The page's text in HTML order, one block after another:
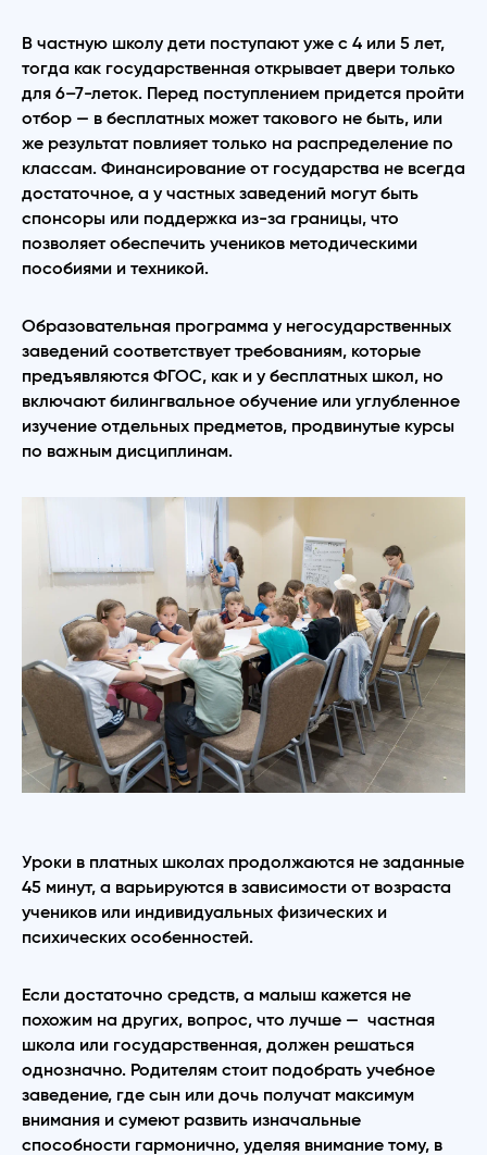
В частную школу дети поступают уже с 4 или 5 лет,
тогда как государственная открывает двери только
для 6–7-леток. Перед поступлением придется пройти
отбор — в бесплатных может такового не быть, или
же результат повлияет только на распределение по
классам. Финансирование от государства не всегда
достаточное, а у частных заведений могут быть
спонсоры или поддержка из-за границы, что
позволяет обеспечить учеников методическими
пособиями и техникой.
Образовательная программа у негосударственных
заведений соответствует требованиям, которые
предъявляются ФГОС, как и у бесплатных школ, но
включают билингвальное обучение или углубленное
изучение отдельных предметов, продвинутые курсы
по важным дисциплинам.
Уроки в платных школах продолжаются не заданные
45 минут, а варьируются в зависимости от возраста
учеников или индивидуальных физических и
психических особенностей.
Если достаточно средств, а малыш кажется не
похожим на других, вопрос, что лучше — частная
школа или государственная, должен решаться
однозначно. Родителям стоит подобрать учебное
заведение, где сын или дочь получат максимум
внимания и сумеют развить изначальные
способности гармонично, уделяя внимание тому, в